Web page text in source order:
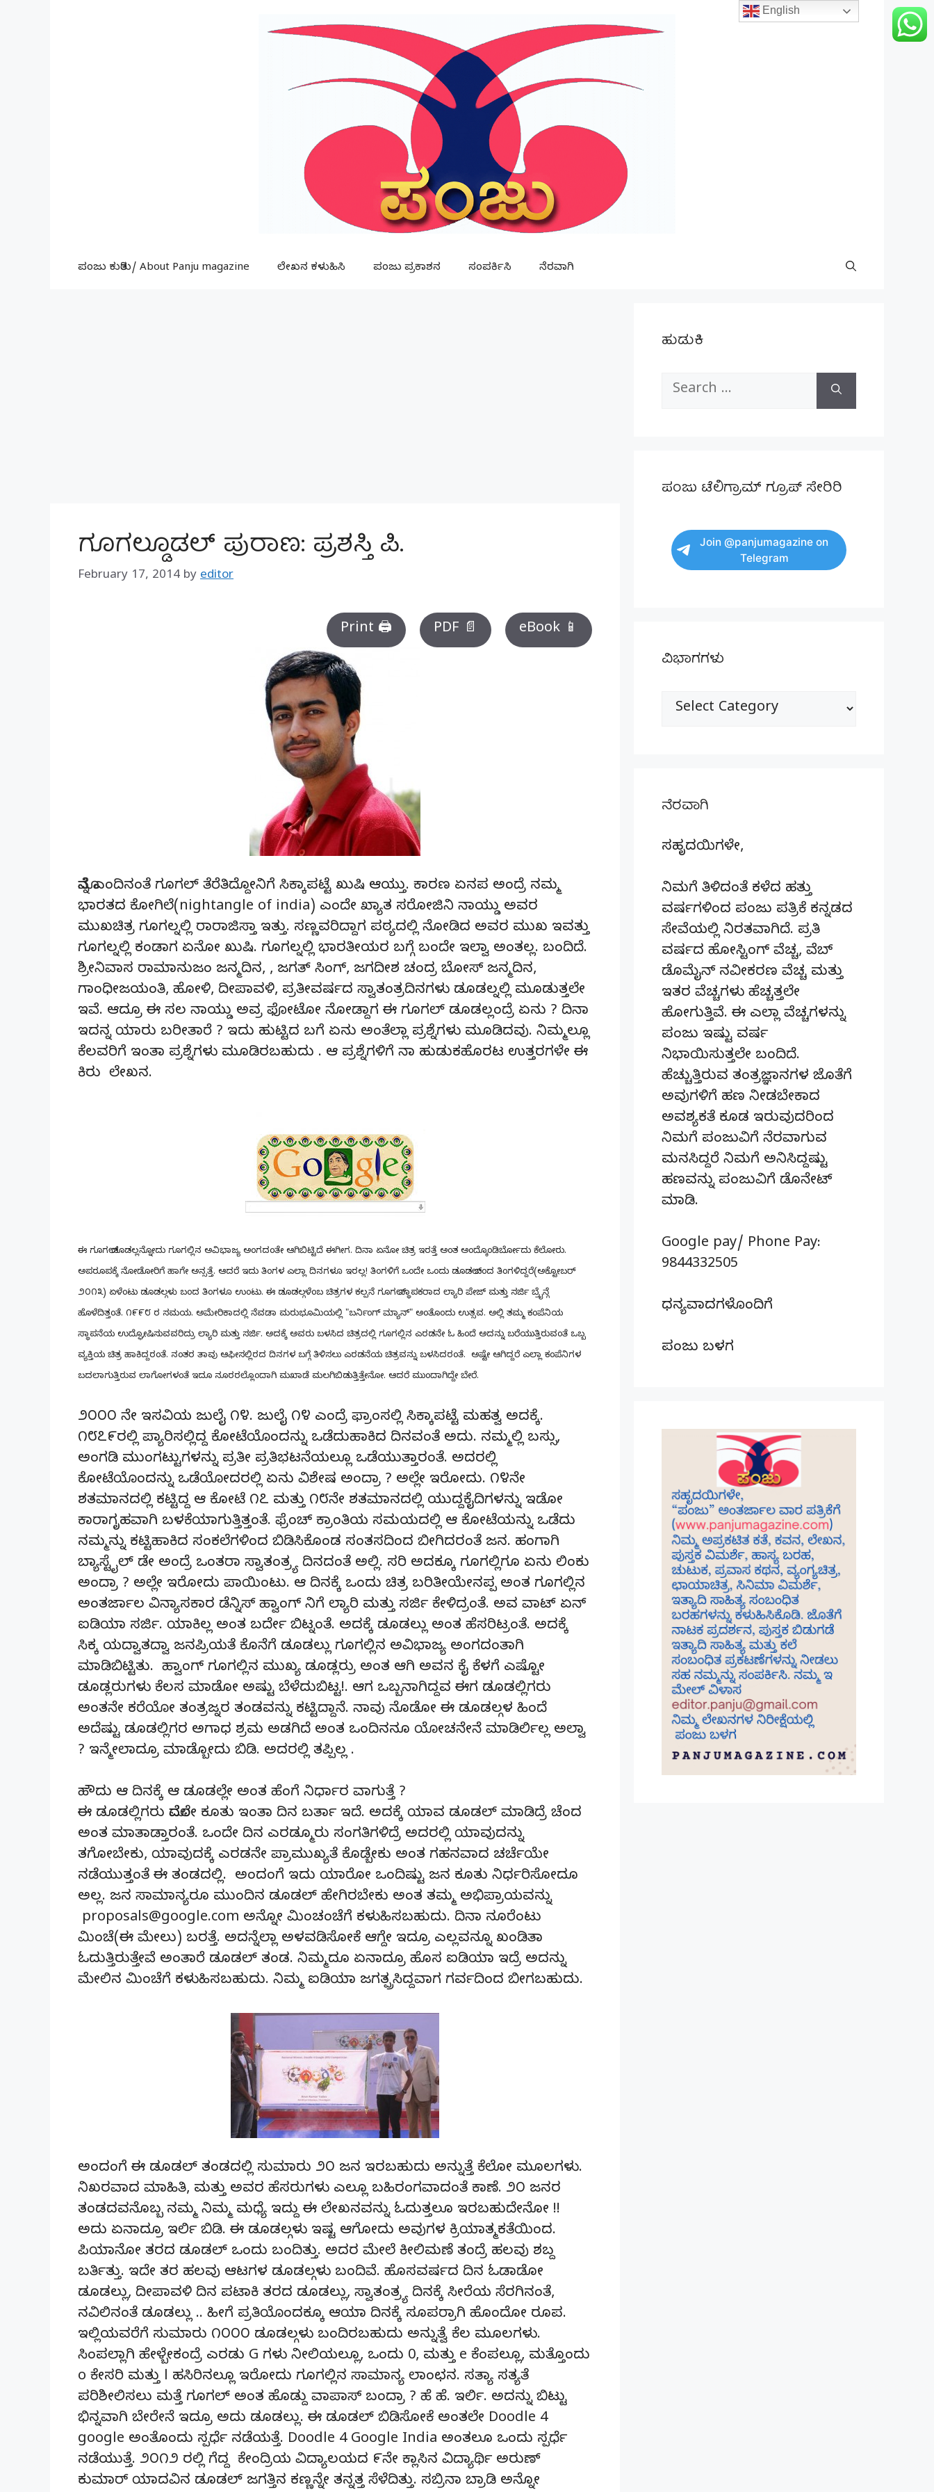
ಪಂಜು ಕುರಿತು/ About Panju magazine ಲೇಖನ ಕಳುಹಿಸಿ ಪಂಜು ಪ್ರಕಾಶನ ಸಂಪರ್ಕಿಸಿ ನೆರವಾಗಿ
ಗೂಗಲ್ಡೂಡಲ್ ಪುರಾಣ: ಪ್ರಶಸ್ತಿ ಪಿ.
February 17, 2014 by editor
Print 🖨 PDF 📄 eBook 📱
ಮೊನ್ನೆ ಎಂದಿನಂತೆ ಗೂಗಲ್ ತೆರೆತಿದ್ದೋನಿಗೆ ಸಿಕ್ಕಾಪಟ್ಟೆ ಖುಷಿ ಆಯ್ತು. ಕಾರಣ ಏನಪ ಅಂದ್ರೆ ನಮ್ಮ
ಭಾರತದ ಕೋಗಿಲೆ(nightangle of india) ಎಂದೇ ಖ್ಯಾತ ಸರೋಜಿನಿ ನಾಯ್ಡು ಅವರ
ಮುಖಚಿತ್ರ ಗೂಗಲ್ನಲ್ಲಿ ರಾರಾಜಿಸ್ತಾ ಇತ್ತು. ಸಣ್ಣವರಿದ್ದಾಗ ಪಠ್ಯದಲ್ಲಿ ನೋಡಿದ ಅವರ ಮುಖ ಇವತ್ತು
ಗೂಗಲ್ನಲ್ಲಿ ಕಂಡಾಗ ಏನೋ ಖುಷಿ. ಗೂಗಲ್ನಲ್ಲಿ ಭಾರತೀಯರ ಬಗ್ಗೆ ಬಂದೇ ಇಲ್ವಾ ಅಂತಲ್ಲ. ಬಂದಿದೆ.
ಶ್ರೀನಿವಾಸ ರಾಮಾನುಜಂ ಜನ್ಮದಿನ, , ಜಗತ್ ಸಿಂಗ್, ಜಗದೀಶ ಚಂದ್ರ ಬೋಸ್ ಜನ್ಮದಿನ,
ಗಾಂಧೀಜಯಂತಿ, ಹೋಳಿ, ದೀಪಾವಳಿ, ಪ್ರತೀವರ್ಷದ ಸ್ವಾತಂತ್ರದಿನಗಳು ಡೂಡಲ್ನಲ್ಲಿ ಮೂಡುತ್ತಲೇ
ಇವೆ. ಆದ್ರೂ ಈ ಸಲ ನಾಯ್ಡು ಅವ್ರ ಫೋಟೋ ನೋಡ್ದಾಗ ಈ ಗೂಗಲ್ ಡೂಡಲ್ಲಂದ್ರೆ ಏನು ? ದಿನಾ
ಇದನ್ನ ಯಾರು ಬರೀತಾರೆ ? ಇದು ಹುಟ್ಟಿದ ಬಗೆ ಏನು ಅಂತೆಲ್ಲಾ ಪ್ರಶ್ನೆಗಳು ಮೂಡಿದವು. ನಿಮ್ಮಲ್ಲೂ
ಕೆಲವರಿಗೆ ಇಂತಾ ಪ್ರಶ್ನೆಗಳು ಮೂಡಿರಬಹುದು . ಆ ಪ್ರಶ್ನೆಗಳಿಗೆ ನಾ ಹುಡುಕಹೊರಟ ಉತ್ತರಗಳೇ ಈ
ಕಿರು ಲೇಖನ.
ಈ ಗೂಗಲ್ ಡೂಡಲ್ಲನ್ನೋದು ಗೂಗಲ್ಲಿನ ಅವಿಭಾಜ್ಯ ಅಂಗದಂತೇ ಆಗಿಬಿಟ್ಟಿದೆ ಈಗೀಗ. ದಿನಾ ಏನೋ ಚಿತ್ರ ಇರತ್ತೆ ಅಂತ ಅಂದ್ಕೊಂಡಿರ್ಬೋದು ಕೆಲೋರು.
ಅಪರೂಪಕ್ಕೆ ನೋಡೋರಿಗೆ ಹಾಗೇ ಅನ್ಸತ್ತೆ. ಆದರೆ ಇದು ತಿಂಗಳ ಎಲ್ಲಾ ದಿನಗಳೂ ಇರಲ್ಲ! ತಿಂಗಳಿಗೆ ಒಂದೇ ಒಂದು ಡೂಡಲ್ ಬಂದ ತಿಂಗಳಿದ್ದರೆ(ಅಕ್ಟೋಬರ್
೨೦೧೩) ಏಳೆಂಟು ಡೂಡಲ್ಗಳು ಬಂದ ತಿಂಗಳೂ ಉಂಟು. ಈ ಡೂಡಲ್ಗಳೆಂಬ ಚಿತ್ರಗಳ ಕಲ್ಪನೆ ಗೂಗಲ್ ಸ್ಥಾಪಕರಾದ ಲ್ಯಾರಿ ಪೇಜ್ ಮತ್ತು ಸರ್ಜಿ ಬ್ರೈನ್ಗೆ
ಹೊಳೆದಿತ್ತಂತೆ. ೧೯೯೮ ರ ಸಮಯ. ಅಮೇರಿಕಾದಲ್ಲಿ ನೆವಡಾ ಮರುಭೂಮಿಯಲ್ಲಿ "ಬರ್ನಿಂಗ್ ಮ್ಯಾನ್" ಅಂತೊಂದು ಉತ್ಸವ. ಅಲ್ಲಿ ತಮ್ಮ ಕಂಪೆನಿಯ
ಸ್ಥಾಪನೆಯ ಉದ್ಘೋಷಿಸುವವರಿದ್ರು ಲ್ಯಾರಿ ಮತ್ತು ಸರ್ಜಿ. ಅದಕ್ಕೆ ಅವರು ಬಳಸಿದ ಚಿತ್ರದಲ್ಲಿ ಗೂಗಲ್ಲಿನ ಎರಡನೇ ಓ ಹಿಂದೆ ಅದನ್ನು ಬರೆಯುತ್ತಿರುವಂತೆ ಒಬ್ಬ
ವ್ಯಕ್ತಿಯ ಚಿತ್ರ ಹಾಕಿದ್ದರಂತೆ. ನಂತರ ತಾವು ಆಫೀಸಲ್ಲಿರದ ದಿನಗಳ ಬಗ್ಗೆ ತಿಳಿಸಲು ಎರಡನೆಯ ಚಿತ್ರವನ್ನು ಬಳಸಿದರಂತೆ. ಅಷ್ಟೇ ಆಗಿದ್ದರೆ ಎಲ್ಲಾ ಕಂಪೆನಿಗಳ
ಬದಲಾಗುತ್ತಿರುವ ಲಾಗೋಗಳಂತೆ ಇದೂ ನೂರರಲ್ಲೊಂದಾಗಿ ಮಖಾಡೆ ಮಲಗಿಬಿಡುತ್ತಿತ್ತೇನೋ. ಆದರೆ ಮುಂದಾಗಿದ್ದೇ ಬೇರೆ.
೨೦೦೦ ನೇ ಇಸವಿಯ ಜುಲೈ ೧೪. ಜುಲೈ ೧೪ ಎಂದ್ರೆ ಫ್ರಾಂಸಲ್ಲಿ ಸಿಕ್ಕಾಪಟ್ಟೆ ಮಹತ್ವ ಅದಕ್ಕೆ.
೧೮೭೯ರಲ್ಲಿ ಪ್ಯಾರಿಸಲ್ಲಿದ್ದ ಕೋಟೆಯೊಂದನ್ನು ಒಡೆದುಹಾಕಿದ ದಿನವಂತೆ ಅದು. ನಮ್ಮಲ್ಲಿ ಬಸ್ಸು,
ಅಂಗಡಿ ಮುಂಗಟ್ಟುಗಳನ್ನು ಪ್ರತೀ ಪ್ರತಿಭಟನೆಯಲ್ಲೂ ಒಡೆಯುತ್ತಾರಂತೆ. ಅದರಲ್ಲಿ
ಕೋಟೆಯೊಂದನ್ನು ಒಡೆಯೋದರಲ್ಲಿ ಏನು ವಿಶೇಷ ಅಂದ್ರಾ ? ಅಲ್ಲೇ ಇರೋದು. ೧೪ನೇ
ಶತಮಾನದಲ್ಲಿ ಕಟ್ಟಿದ್ದ ಆ ಕೋಟೆ ೧೭ ಮತ್ತು ೧೮ನೇ ಶತಮಾನದಲ್ಲಿ ಯುದ್ದಕೈದಿಗಳನ್ನು ಇಡೋ
ಕಾರಾಗೃಹವಾಗಿ ಬಳಕೆಯಾಗುತ್ತಿತ್ತಂತೆ. ಫ್ರೆಂಚ್ ಕ್ರಾಂತಿಯ ಸಮಯದಲ್ಲಿ ಆ ಕೋಟೆಯನ್ನು ಒಡೆದು
ನಮ್ಮನ್ನು ಕಟ್ಟಿಹಾಕಿದ ಸಂಕಲೆಗಳಿಂದ ಬಿಡಿಸಿಕೊಂಡ ಸಂತಸದಿಂದ ಬೀಗಿದರಂತೆ ಜನ. ಹಂಗಾಗಿ
ಬ್ಯಾಸ್ಟೈಲ್ ಡೇ ಅಂದ್ರೆ ಒಂತರಾ ಸ್ವಾತಂತ್ರ್ಯ ದಿನದಂತೆ ಅಲ್ಲಿ. ಸರಿ ಅದಕ್ಕೂ ಗೂಗಲ್ಲಿಗೂ ಏನು ಲಿಂಕು
ಅಂದ್ರಾ ? ಅಲ್ಲೇ ಇರೋದು ಪಾಯಿಂಟು. ಆ ದಿನಕ್ಕೆ ಒಂದು ಚಿತ್ರ ಬರಿತೀಯೇನಪ್ಪ ಅಂತ ಗೂಗಲ್ಲಿನ
ಅಂತರ್ಜಾಲ ವಿನ್ಯಾಸಕಾರ ಡೆನ್ನಿಸ್ ಹ್ವಾಂಗ್ ನಿಗೆ ಲ್ಯಾರಿ ಮತ್ತು ಸರ್ಜಿ ಕೇಳಿದ್ರಂತೆ. ಅವ ವಾಟ್ ಏನ್
ಐಡಿಯಾ ಸರ್ಜಿ. ಯಾಕಿಲ್ಲ ಅಂತ ಬರ್ದೇ ಬಿಟ್ನಂತೆ. ಅದಕ್ಕೆ ಡೂಡಲ್ಲು ಅಂತ ಹೆಸರಿಟ್ರಂತೆ. ಅದಕ್ಕೆ
ಸಿಕ್ಕ ಯದ್ವಾತದ್ವಾ ಜನಪ್ರಿಯತೆ ಕೊನೆಗೆ ಡೂಡಲ್ಲು ಗೂಗಲ್ಲಿನ ಅವಿಭಾಜ್ಯ ಅಂಗದಂತಾಗಿ
ಮಾಡಿಬಿಟ್ಟಿತು. ಹ್ವಾಂಗ್ ಗೂಗಲ್ಲಿನ ಮುಖ್ಯ ಡೂಡ್ಲರ್ರು ಅಂತ ಆಗಿ ಅವನ ಕೈ ಕೆಳಗೆ ಎಷ್ಟೋ
ಡೂಡ್ಲರುಗಳು ಕೆಲಸ ಮಾಡೋ ಅಷ್ಟು ಬೆಳೆದುಬಿಟ್ಟ!. ಆಗ ಒಬ್ಬನಾಗಿದ್ದವ ಈಗ ಡೂಡಲ್ಲಿಗರು
ಅಂತನೇ ಕರೆಯೋ ತಂತ್ರಜ್ನರ ತಂಡವನ್ನು ಕಟ್ಟಿದ್ದಾನೆ. ನಾವು ನೊಡೋ ಈ ಡೂಡಲ್ಗಳ ಹಿಂದೆ
ಅದೆಷ್ಟು ಡೂಡಲ್ಲಿಗರ ಅಗಾಧ ಶ್ರಮ ಅಡಗಿದೆ ಅಂತ ಒಂದಿನನೂ ಯೋಚನೇನೆ ಮಾಡಿರ್ಲಿಲ್ಲ ಅಲ್ವಾ
? ಇನ್ಮೇಲಾದ್ರೂ ಮಾಡ್ಬೋದು ಬಿಡಿ. ಅದರಲ್ಲಿ ತಪ್ಪಿಲ್ಲ .
ಹೌದು ಆ ದಿನಕ್ಕೆ ಆ ಡೂಡಲ್ಲೇ ಅಂತ ಹೆಂಗೆ ನಿರ್ಧಾರ ವಾಗುತ್ತೆ ?
ಈ ಡೂಡಲ್ಲಿಗರು ಮೊದಲೇ ಕೂತು ಇಂತಾ ದಿನ ಬರ್ತಾ ಇದೆ. ಅದಕ್ಕೆ ಯಾವ ಡೂಡಲ್ ಮಾಡಿದ್ರೆ ಚೆಂದ
ಅಂತ ಮಾತಾಡ್ತಾರಂತೆ. ಒಂದೇ ದಿನ ಎರಡ್ಮೂರು ಸಂಗತಿಗಳಿದ್ರೆ ಅದರಲ್ಲಿ ಯಾವುದನ್ನು
ತಗೋಬೇಕು, ಯಾವುದಕ್ಕೆ ಎರಡನೇ ಪ್ರಾಮುಖ್ಯತೆ ಕೊಡ್ಬೇಕು ಅಂತ ಗಹನವಾದ ಚರ್ಚೆಯೇ
ನಡೆಯುತ್ತಂತೆ ಈ ತಂಡದಲ್ಲಿ. ಅಂದಂಗೆ ಇದು ಯಾರೋ ಒಂದಿಷ್ಟು ಜನ ಕೂತು ನಿರ್ಧರಿಸೋದೂ
ಅಲ್ಲ. ಜನ ಸಾಮಾನ್ಯರೂ ಮುಂದಿನ ಡೂಡಲ್ ಹೇಗಿರಬೇಕು ಅಂತ ತಮ್ಮ ಅಭಿಪ್ರಾಯವನ್ನು
proposals@google.com ಅನ್ನೋ ಮಿಂಚಂಚೆಗೆ ಕಳುಹಿಸಬಹುದು. ದಿನಾ ನೂರೆಂಟು
ಮಿಂಚೆ(ಈ ಮೇಲು) ಬರತ್ತೆ. ಅದನ್ನೆಲ್ಲಾ ಅಳವಡಿಸೋಕೆ ಆಗ್ದೇ ಇದ್ರೂ ಎಲ್ಲವನ್ನೂ ಖಂಡಿತಾ
ಓದುತ್ತಿರುತ್ತೇವೆ ಅಂತಾರೆ ಡೂಡಲ್ ತಂಡ. ನಿಮ್ಮದೂ ಏನಾದ್ರೂ ಹೊಸ ಐಡಿಯಾ ಇದ್ರೆ ಅದನ್ನು
ಮೇಲಿನ ಮಿಂಚೆಗೆ ಕಳುಹಿಸಬಹುದು. ನಿಮ್ಮ ಐಡಿಯಾ ಜಗತ್ಪ್ರಸಿದ್ದವಾಗ ಗರ್ವದಿಂದ ಬೀಗಬಹುದು.
ಅಂದಂಗೆ ಈ ಡೂಡಲ್ ತಂಡದಲ್ಲಿ ಸುಮಾರು ೨೦ ಜನ ಇರಬಹುದು ಅನ್ನುತ್ತೆ ಕೆಲೋ ಮೂಲಗಳು.
ನಿಖರವಾದ ಮಾಹಿತಿ, ಮತ್ತು ಅವರ ಹೆಸರುಗಳು ಎಲ್ಲೂ ಬಹಿರಂಗವಾದಂತೆ ಕಾಣೆ. ೨೦ ಜನರ
ತಂಡದವನೊಬ್ಬ ನಮ್ಮ ನಿಮ್ಮ ಮಧ್ಯೆ ಇದ್ದು ಈ ಲೇಖನವನ್ನು ಓದುತ್ತಲೂ ಇರಬಹುದೇನೋ !!
ಅದು ಏನಾದ್ರೂ ಇರ್ಲಿ ಬಿಡಿ. ಈ ಡೂಡಲ್ಗಳು ಇಷ್ಟ ಆಗೋದು ಅವುಗಳ ಕ್ರಿಯಾತ್ಮಕತೆಯಿಂದ.
ಪಿಯಾನೋ ತರದ ಡೂಡಲ್ ಒಂದು ಬಂದಿತ್ತು. ಅದರ ಮೇಲೆ ಕೀಲಿಮಣೆ ತಂದ್ರೆ ಹಲವು ಶಬ್ದ
ಬರ್ತಿತ್ತು. ಇದೇ ತರ ಹಲವು ಆಟಗಳ ಡೂಡಲ್ಗಳು ಬಂದಿವೆ. ಹೊಸವರ್ಷದ ದಿನ ಓಡಾಡೋ
ಡೂಡಲ್ಲು, ದೀಪಾವಳಿ ದಿನ ಪಟಾಕಿ ತರದ ಡೂಡಲ್ಲು, ಸ್ವಾತಂತ್ರ್ಯ ದಿನಕ್ಕೆ ಸೀರೆಯ ಸೆರಗಿನಂತೆ,
ನವಿಲಿನಂತೆ ಡೂಡಲ್ಲು .. ಹೀಗೆ ಪ್ರತಿಯೊಂದಕ್ಕೂ ಆಯಾ ದಿನಕ್ಕೆ ಸೂಪರ್ರಾಗಿ ಹೊಂದೋ ರೂಪ.
ಇಲ್ಲಿಯವರೆಗೆ ಸುಮಾರು ೧೦೦೦ ಡೂಡಲ್ಗಳು ಬಂದಿರಬಹುದು ಅನ್ನುತ್ವೆ ಕೆಲ ಮೂಲಗಳು.
ಸಿಂಪಲ್ಲಾಗಿ ಹೇಳ್ಬೇಕಂದ್ರೆ ಎರಡು G ಗಳು ನೀಲಿಯಲ್ಲೂ, ಒಂದು 0, ಮತ್ತು e ಕೆಂಪಲ್ಲೂ, ಮತ್ತೊಂದು
o ಕೇಸರಿ ಮತ್ತು l ಹಸಿರಿನಲ್ಲೂ ಇರೋದು ಗೂಗಲ್ಲಿನ ಸಾಮಾನ್ಯ ಲಾಂಛನ. ಸತ್ಯಾ ಸತ್ಯತೆ
ಪರಿಶೀಲಿಸಲು ಮತ್ತೆ ಗೂಗಲ್ ಅಂತ ಹೊಡ್ದು ವಾಪಾಸ್ ಬಂದ್ರಾ ? ಹೆ ಹೆ. ಇರ್ಲಿ. ಅದನ್ನು ಬಿಟ್ಟು
ಭಿನ್ನವಾಗಿ ಬೇರೇನೆ ಇದ್ರೂ ಅದು ಡೂಡಲ್ಲು. ಈ ಡೂಡಲ್ ಬಿಡಿಸೋಕೆ ಅಂತಲೇ Doodle 4
google ಅಂತೊಂದು ಸ್ಪರ್ಧೆ ನಡೆಯತ್ತೆ. Doodle 4 Google India ಅಂತಲೂ ಒಂದು ಸ್ಪರ್ಧೆ
ನಡೆಯುತ್ತೆ. ೨೦೧೨ ರಲ್ಲಿ ಗೆದ್ದ ಕೇಂದ್ರಿಯ ವಿದ್ಯಾಲಯದ ೯ನೇ ಕ್ಲಾಸಿನ ವಿದ್ಯಾರ್ಥಿ ಅರುಣ್
ಕುಮಾರ್ ಯಾದವಿನ ಡೂಡಲ್ ಜಗತ್ತಿನ ಕಣ್ಣನ್ನೇ ತನ್ನತ್ತ ಸೆಳೆದಿತ್ತು. ಸಬ್ರಿನಾ ಬ್ರಾಡಿ ಅನ್ನೋ
ಹುಡುಕಿ
Search
ಪಂಜು ಟೆಲಿಗ್ರಾಮ್ ಗ್ರೂಪ್ ಸೇರಿರಿ
Join @panjumagazine on
Telegram
ವಿಭಾಗಗಳು
ವಿಭಾಗಗಳು
ನೆರವಾಗಿ
ಸಹೃದಯಿಗಳೇ,
ನಿಮಗೆ ತಿಳಿದಂತೆ ಕಳೆದ ಹತ್ತು
ವರ್ಷಗಳಿಂದ ಪಂಜು ಪತ್ರಿಕೆ ಕನ್ನಡದ
ಸೇವೆಯಲ್ಲಿ ನಿರತವಾಗಿದೆ. ಪ್ರತಿ
ವರ್ಷದ ಹೋಸ್ಟಿಂಗ್‌ ವೆಚ್ಚ, ವೆಬ್‌
ಡೊಮೈನ್‌ ನವೀಕರಣ ವೆಚ್ಚ ಮತ್ತು
ಇತರ ವೆಚ್ಚಗಳು ಹೆಚ್ಚತ್ತಲೇ
ಹೋಗುತ್ತಿವೆ. ಈ ಎಲ್ಲಾ ವೆಚ್ಚಗಳನ್ನು
ಪಂಜು ಇಷ್ಟು ವರ್ಷ
ನಿಭಾಯಿಸುತ್ತಲೇ ಬಂದಿದೆ.
ಹೆಚ್ಚುತ್ತಿರುವ ತಂತ್ರಜ್ಞಾನಗಳ ಜೊತೆಗೆ
ಅವುಗಳಿಗೆ ಹಣ ನೀಡಬೇಕಾದ
ಅವಶ್ಯಕತೆ ಕೂಡ ಇರುವುದರಿಂದ
ನಿಮಗೆ ಪಂಜುವಿಗೆ ನೆರವಾಗುವ
ಮನಸಿದ್ದರೆ ನಿಮಗೆ ಅನಿಸಿದ್ದಷ್ಟು
ಹಣವನ್ನು ಪಂಜುವಿಗೆ ಡೊನೇಟ್‌
ಮಾಡಿ.
Google pay/ Phone Pay:
9844332505
ಧನ್ಯವಾದಗಳೊಂದಿಗೆ
ಪಂಜು ಬಳಗ
English